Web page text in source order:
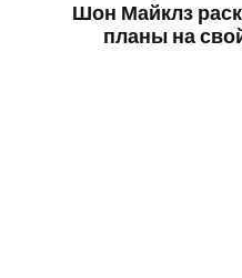
Шон Майклз
планы на